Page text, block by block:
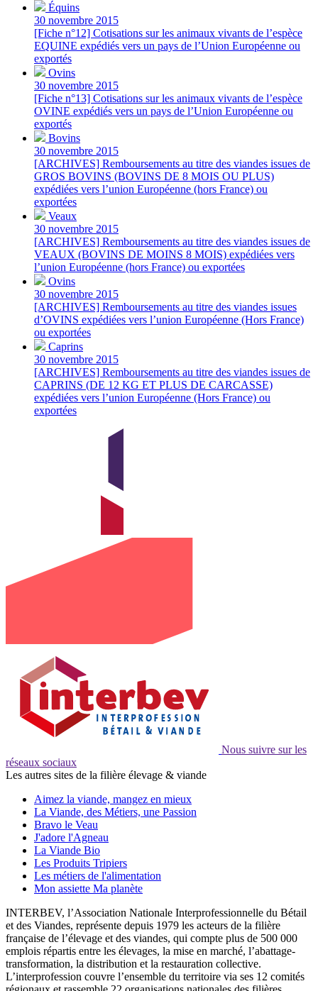
Équins
30 novembre 2015
[Fiche n°12] Cotisations sur les animaux vivants de l’espèce
EQUINE expédiés vers un pays de l’Union Européenne ou
exportés
Ovins
30 novembre 2015
[Fiche n°13] Cotisations sur les animaux vivants de l’espèce
OVINE expédiés vers un pays de l’Union Européenne ou
exportés
Bovins
30 novembre 2015
[ARCHIVES] Remboursements au titre des viandes issues de
GROS BOVINS (BOVINS DE 8 MOIS OU PLUS)
expédiées vers l’union Européenne (hors France) ou
exportées
Veaux
30 novembre 2015
[ARCHIVES] Remboursements au titre des viandes issues de
VEAUX (BOVINS DE MOINS 8 MOIS) expédiées vers
l’union Européenne (hors France) ou exportées
Ovins
30 novembre 2015
[ARCHIVES] Remboursements au titre des viandes issues
d’OVINS expédiées vers l’union Européenne (Hors France)
ou exportées
Caprins
30 novembre 2015
[ARCHIVES] Remboursements au titre des viandes issues de
CAPRINS (DE 12 KG ET PLUS DE CARCASSE)
expédiées vers l’union Européenne (Hors France) ou
exportées
Nous suivre sur les
réseaux sociaux
Les autres sites de la filière élevage & viande
Aimez la viande, mangez en mieux
La Viande, des Métiers, une Passion
Bravo le Veau
J'adore l'Agneau
La Viande Bio
Les Produits Tripiers
Les métiers de l'alimentation
Mon assiette Ma planète
INTERBEV, l’Association Nationale Interprofessionnelle du Bétail
et des Viandes, représente depuis 1979 les acteurs de la filière
française de l’élevage et des viandes, qui compte plus de 500 000
emplois répartis entre les élevages, la mise en marché, l’abattage-
transformation, la distribution et la restauration collective.
L’interprofession couvre l’ensemble du territoire via ses 12 comités